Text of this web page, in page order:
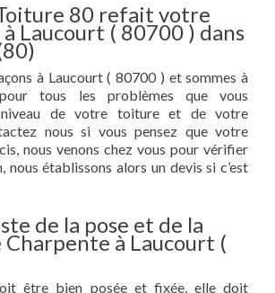
80 refait votre
Laucourt ( 80700 ) dans
à Laucourt ( 80700 ) et sommes à
tous les problèmes que vous
de votre toiture et de votre
nous si vous pensez que votre
nous venons chez vous pour vérifier
nous établissons alors un devis si c’est
de la pose et de la
à Laucourt (
être bien posée et fixée, elle doit